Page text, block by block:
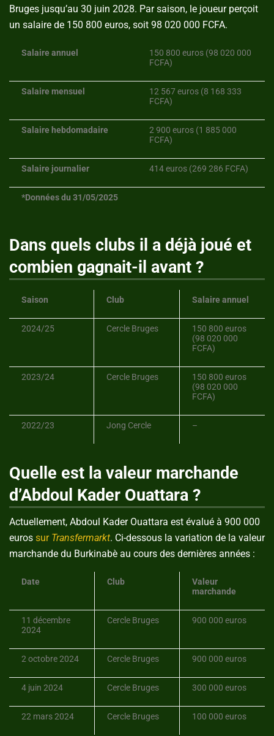
Bruges jusqu’au 30 juin 2028. Par saison, le joueur perçoit
un salaire de 150 800 euros, soit 98 020 000 FCFA.
Salaire annuel
150 800 euros (98 020 000
FCFA)
Salaire mensuel
12 567 euros (8 168 333
FCFA)
Salaire hebdomadaire
2 900 euros (1 885 000
FCFA)
Salaire journalier 414 euros (269 286 FCFA)
*Données du 31/05/2025
Dans quels clubs il a déjà joué et
combien gagnait-il avant ?
Saison Club Salaire annuel
2024/25 Cercle Bruges
150 800 euros
(98 020 000
FCFA)
2023/24 Cercle Bruges
150 800 euros
(98 020 000
FCFA)
2022/23 Jong Cercle –
Quelle est la valeur marchande
d’Abdoul Kader Ouattara ?
Actuellement, Abdoul Kader Ouattara est évalué à 900 000
euros sur Transfermarkt. Ci-dessous la variation de la valeur
marchande du Burkinabè au cours des dernières années :
Date Club
Valeur
marchande
11 décembre
2024
Cercle Bruges 900 000 euros
2 octobre 2024 Cercle Bruges 900 000 euros
4 juin 2024 Cercle Bruges 300 000 euros
22 mars 2024 Cercle Bruges 100 000 euros